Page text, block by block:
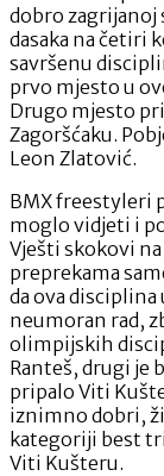
dobro zagrijanoj
dasaka na četiri
savršenu
prvo mjesto u
Drugo mjesto
Zagoršćaku.
Leon Zlatović.
BMX freestyleri
moglo vidjeti i
Vješti skokovi
preprekama
da ova
neumoran rad,
olimpijskih
Ranteš, drugi je
pripalo Viti
iznimno dobri,
kategoriji best
Viti Kušteru.